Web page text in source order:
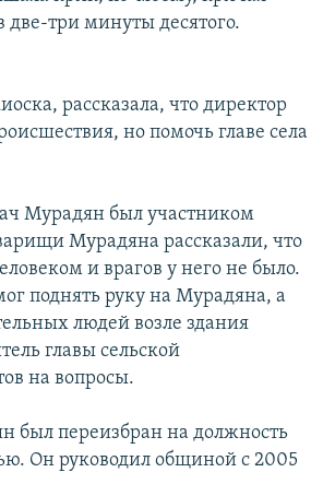
две-три минуты десятого.
рассказала, что директор
но помочь главе села
Мурадян был участником
Мурадяна рассказали, что
и врагов у него не было.
поднять руку на Мурадяна, а
людей возле здания
главы сельской
на вопросы.
переизбран на должность
Он руководил общиной с 2005